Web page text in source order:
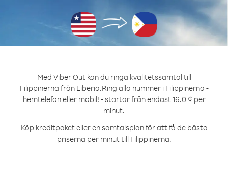
Med Viber Out kan du ringa kvalitetssamtal till
Filippinerna från Liberia.Ring alla nummer i Filippinerna -
hemtelefon eller mobil! - startar från endast 16.0 ¢ per
minut.
Köp kreditpaket eller en samtalsplan för att få de bästa
priserna per minut till Filippinerna.